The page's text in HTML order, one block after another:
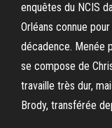
enquêtes du NCIS
Orléans connue
décadence. Menée
se compose de
travaille très dur,
Brody, transférée